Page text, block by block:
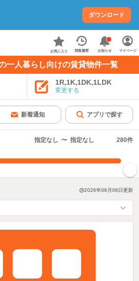
ダウンロード
お気に入り 閲覧履歴 お知らせ マイページ
一人暮らし向けの賃貸物件一覧
1R,1K,1DK,1LDK
変更する
新着通知 アプリで探す
指定なし 〜 指定なし 280件
2026年08月08日更新